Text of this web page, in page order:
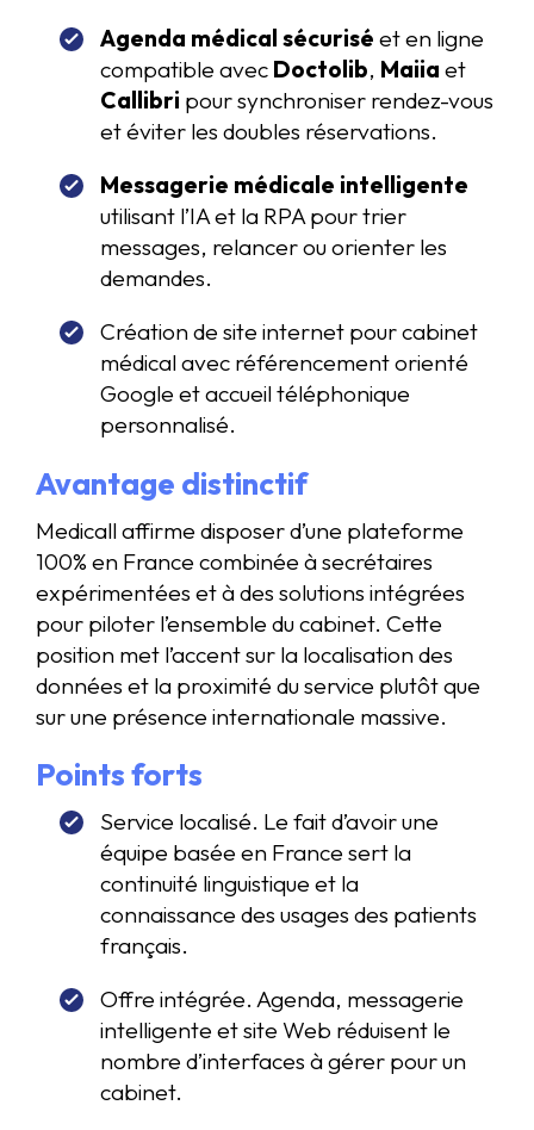
Agenda médical sécurisé et en ligne
compatible avec Doctolib, Maiia et
Callibri pour synchroniser rendez-vous
et éviter les doubles réservations.
Messagerie médicale intelligente
utilisant l’IA et la RPA pour trier
messages, relancer ou orienter les
demandes.
Création de site internet pour cabinet
médical avec référencement orienté
Google et accueil téléphonique
personnalisé.
Avantage distinctif
Medicall affirme disposer d’une plateforme
100% en France combinée à secrétaires
expérimentées et à des solutions intégrées
pour piloter l’ensemble du cabinet. Cette
position met l’accent sur la localisation des
données et la proximité du service plutôt que
sur une présence internationale massive.
Points forts
Service localisé. Le fait d’avoir une
équipe basée en France sert la
continuité linguistique et la
connaissance des usages des patients
français.
Offre intégrée. Agenda, messagerie
intelligente et site Web réduisent le
nombre d’interfaces à gérer pour un
cabinet.